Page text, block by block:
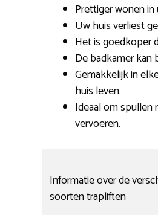
Prettiger wonen in
Uw huis verliest
Het is goedkoper
De badkamer kan
Gemakkelijk in
huis leven.
Ideaal om spullen
vervoeren.
Informatie over de
soorten trapliften